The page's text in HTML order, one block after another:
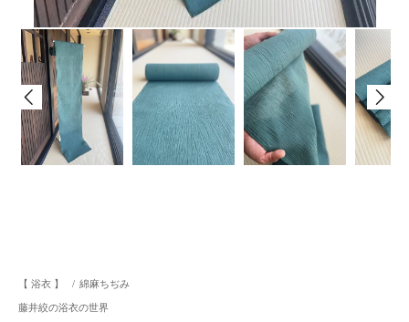
【 浴衣 】 / 綿麻ちぢみ
藤井絞の浴衣の世界